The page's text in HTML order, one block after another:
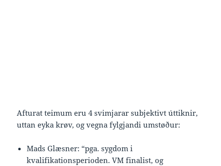
Afturat teimum eru 4 svimjarar subjektivt úttiknir,
uttan eyka krøv, og vegna fylgjandi umstøður:
Mads Glæsner: “pga. sygdom i
kvalifikationsperioden. VM finalist, og